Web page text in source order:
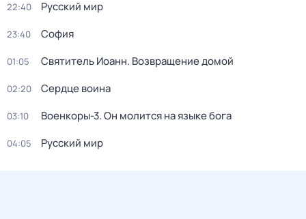
22:40 Русский мир
23:40 София
01:05 Святитель Иоанн. Возвращение домой
02:20 Сердце воина
03:10 Военкоры-3. Он молится на языке бога
04:05 Русский мир